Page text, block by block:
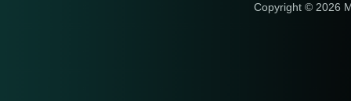
Copyright © 2026